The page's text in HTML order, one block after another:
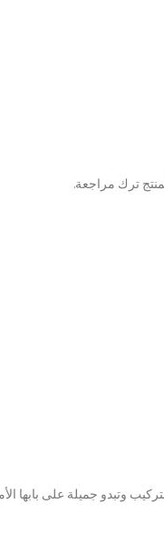
وتبدو جميلة على بابها
ترك مراجعة.